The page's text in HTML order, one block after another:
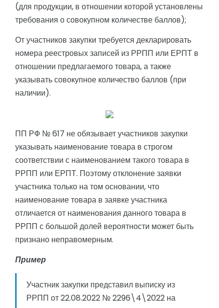
(для продукции, в отношении которой установлены
требования о совокупном количестве баллов);
От участников закупки требуется декларировать
номера реестровых записей из РРПП или ЕРПТ в
отношении предлагаемого товара, а также
указывать совокупное количество баллов (при
наличии).
ПП РФ № 617 не обязывает участников закупки
указывать наименование товара в строгом
соответствии с наименованием такого товара в
РРПП или ЕРПТ. Поэтому отклонение заявки
участника только на том основании, что
наименование товара в заявке участника
отличается от наименования данного товара в
РРПП с большой долей вероятности может быть
признано неправомерным.
Пример
Участник закупки представил выписку из
РРПП от 22.08.2022 № 2296\4\2022 на